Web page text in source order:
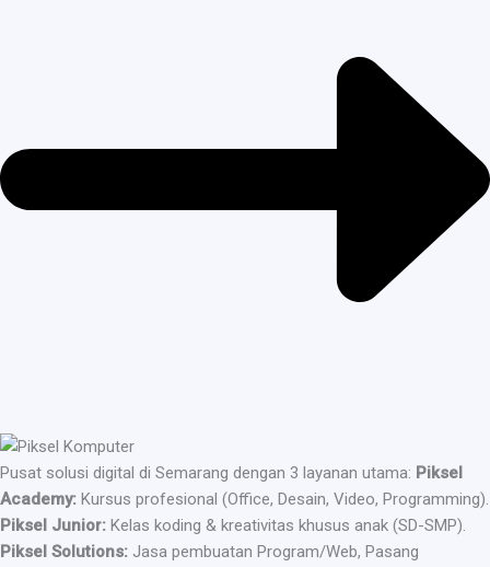
Pusat solusi digital di Semarang dengan 3 layanan utama: Piksel
Academy: Kursus profesional (Office, Desain, Video, Programming).
Piksel Junior: Kelas koding & kreativitas khusus anak (SD-SMP).
Piksel Solutions: Jasa pembuatan Program/Web, Pasang